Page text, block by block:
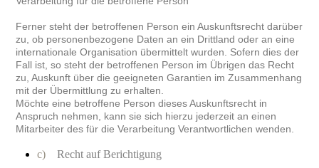
Ferner steht der betroffenen Person ein Auskunftsrecht darüber
zu, ob personenbezogene Daten an ein Drittland oder an eine
internationale Organisation übermittelt wurden. Sofern dies der
Fall ist, so steht der betroffenen Person im Übrigen das Recht
zu, Auskunft über die geeigneten Garantien im Zusammenhang
mit der Übermittlung zu erhalten.
Möchte eine betroffene Person dieses Auskunftsrecht in
Anspruch nehmen, kann sie sich hierzu jederzeit an einen
Mitarbeiter des für die Verarbeitung Verantwortlichen wenden.
c) Recht auf Berichtigung